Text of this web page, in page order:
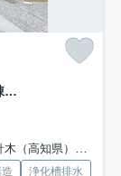
「新築３LDK」高知市針木東町 第1 １号棟 新築戸建
」バス停下車 徒歩3分
浄化槽排水